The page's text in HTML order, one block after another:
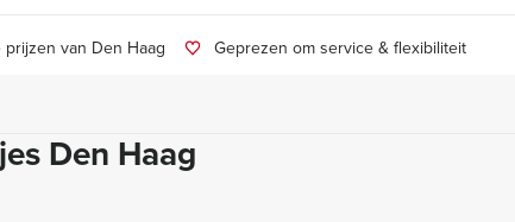
van Den Haag Geprezen om service & flexibiliteit
Den Haag